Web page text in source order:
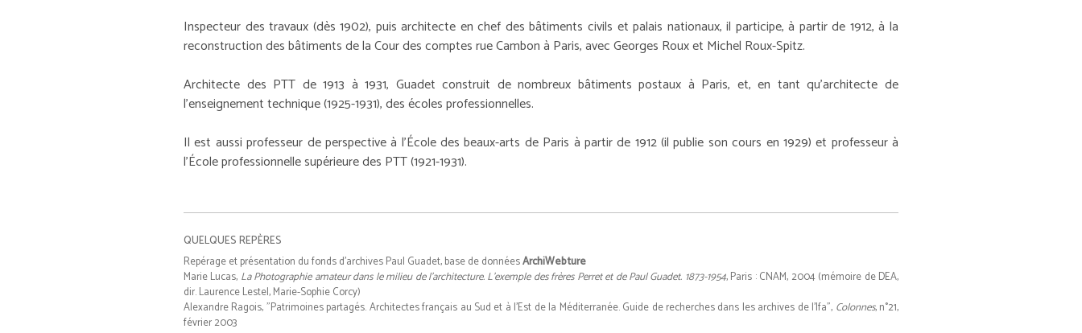
Inspecteur des travaux (dès 1902), puis architecte en chef des bâtiments civils et palais nationaux, il participe, à partir de 1912, à la
reconstruction des bâtiments de la Cour des comptes rue Cambon à Paris, avec Georges Roux et Michel Roux-Spitz.
Architecte des PTT de 1913 à 1931, Guadet construit de nombreux bâtiments postaux à Paris, et, en tant qu'architecte de
l'enseignement technique (1925-1931), des écoles professionnelles.
Il est aussi professeur de perspective à l'École des beaux-arts de Paris à partir de 1912 (il publie son cours en 1929) et professeur à
l'École professionnelle supérieure des PTT (1921-1931).
QUELQUES REPÈRES
Repérage et présentation du fonds d'archives Paul Guadet, base de donnéesArchiWebture
Marie Lucas, La Photographie amateur dans le milieu de l'architecture. L'exemple des frères Perret et de Paul Guadet. 1873-1954, Paris : CNAM, 2004 (mémoire de DEA,
dir. Laurence Lestel, Marie-Sophie Corcy)
Alexandre Ragois, "Patrimoines partagés. Architectes français au Sud et à l'Est de la Méditerranée. Guide de recherches dans les archives de l'Ifa", Colonnes, n°21,
février 2003